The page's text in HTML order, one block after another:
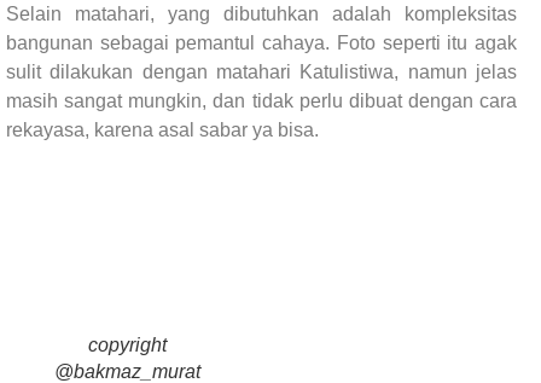
Selain matahari, yang dibutuhkan adalah kompleksitas
bangunan sebagai pemantul cahaya. Foto seperti itu agak
sulit dilakukan dengan matahari Katulistiwa, namun jelas
masih sangat mungkin, dan tidak perlu dibuat dengan cara
rekayasa, karena asal sabar ya bisa.
copyright
@bakmaz_murat